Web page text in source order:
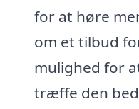
for at høre
om et tilbud
mulighed for
træffe den